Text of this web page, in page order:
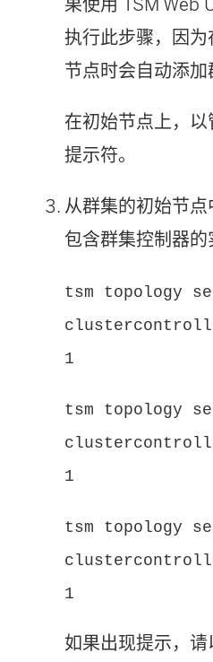
果使用 TSM Web
执行此步骤，因
节点时会自动添加
在初始节点上，
提示符。
从群集的初始节
包含群集控制器的
tsm topology
1
tsm topology
1
tsm topology
1
如果出现提示，